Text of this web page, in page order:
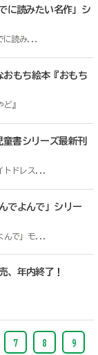
に読みたい名作」シ
に読み...
おもち絵本『おもち
』
童書シリーズ最新刊
トドレス...
でよんで」シリー
んで」モ...
、年内終了！
7 8 9